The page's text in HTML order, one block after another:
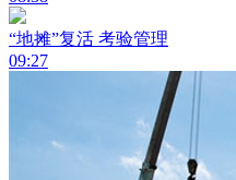
“地摊”复活 考验管理
09:27